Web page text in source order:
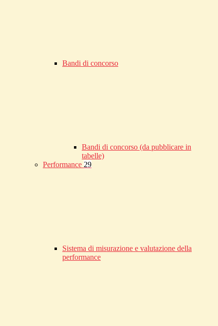
Bandi di concorso
Bandi di concorso (da pubblicare in
tabelle)
Performance 29
Sistema di misurazione e valutazione della
performance